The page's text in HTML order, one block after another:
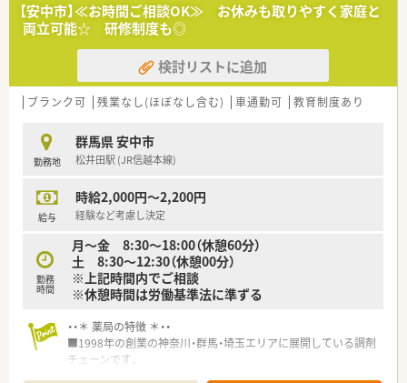
【安中市】≪お時間ご相談OK≫ お休みも取りやすく家庭と
両立可能☆ 研修制度も◎
検討リストに追加
ブランク可 残業なし(ほぼなし含む) 車通勤可 教育制度あり
勤務地
群馬県 安中市
松井田駅 (JR信越本線)
給与
時給2,000円～2,200円
経験など考慮し決定
勤務
時間
月～金 8:30～18:00（休憩60分）
土 8:30～12:30（休憩00分）
※上記時間内でご相談
※休憩時間は労働基準法に準ずる
・・＊ 薬局の特徴 ＊・・
■1998年の創業の神奈川・群馬・埼玉エリアに展開している調剤
チェーンです。